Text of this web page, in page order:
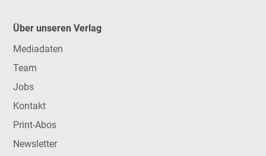
Über unseren Verlag
Mediadaten
Team
Jobs
Kontakt
Print-Abos
Newsletter